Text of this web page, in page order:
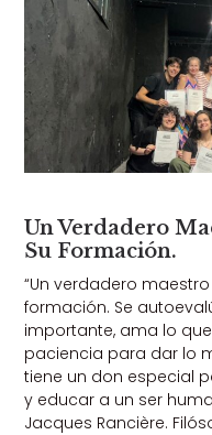
Un Verdadero
Su Formación.
“Un verdadero
formación. Se
importante, ama lo
paciencia para dar lo
tiene un don especial
y educar a un ser
Jacques Rancière.